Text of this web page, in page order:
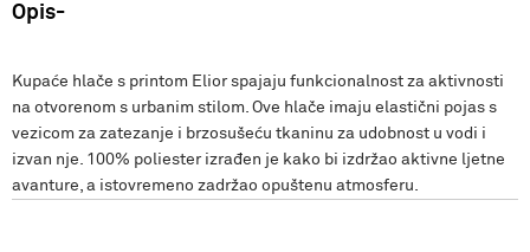
Opis
Kupaće hlače s printom Elior spajaju funkcionalnost za aktivnosti
na otvorenom s urbanim stilom. Ove hlače imaju elastični pojas s
vezicom za zatezanje i brzosušeću tkaninu za udobnost u vodi i
izvan nje. 100% poliester izrađen je kako bi izdržao aktivne ljetne
avanture, a istovremeno zadržao opuštenu atmosferu.